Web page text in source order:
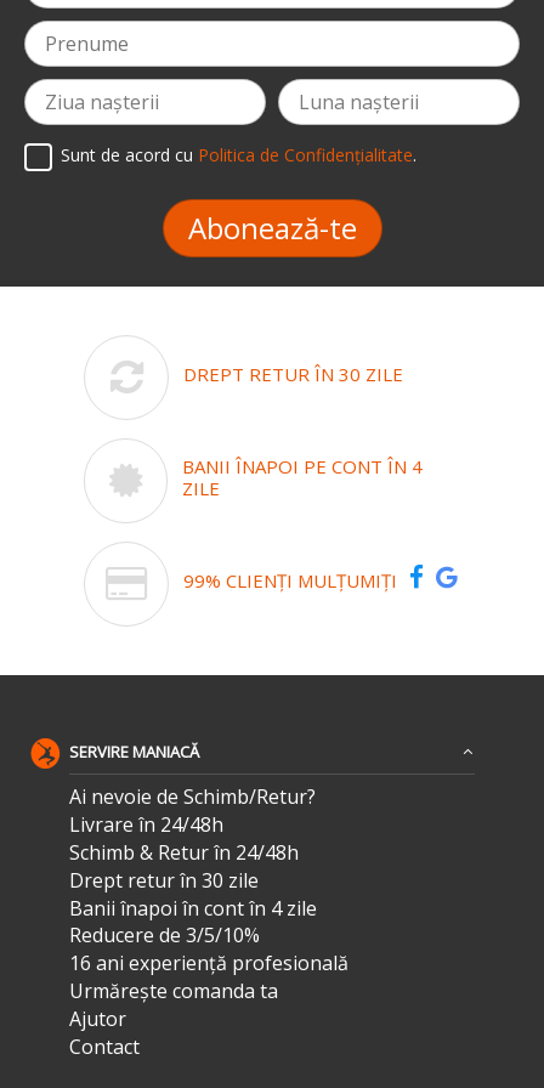
Sunt de acord cu Politica de Confidențialitate.
Abonează-te
DREPT RETUR ÎN 30 ZILE
BANII ÎNAPOI PE CONT ÎN 4
ZILE
99% CLIENȚI MULȚUMIȚI
SERVIRE MANIACĂ
Ai nevoie de Schimb/Retur?
Livrare în 24/48h
Schimb & Retur în 24/48h
Drept retur în 30 zile
Banii înapoi în cont în 4 zile
Reducere de 3/5/10%
16 ani experiență profesională
Urmărește comanda ta
Ajutor
Contact